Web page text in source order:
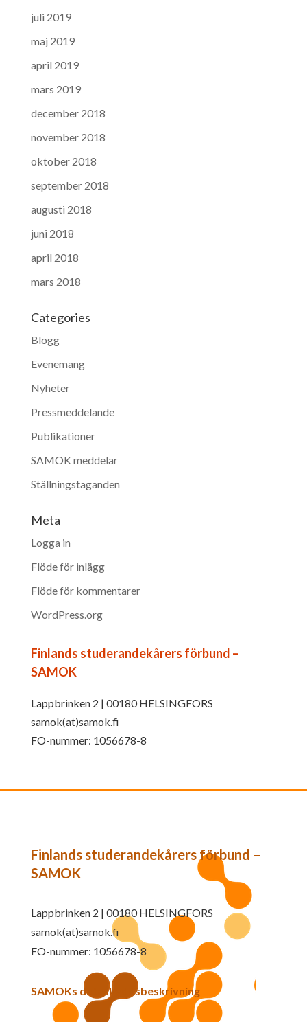
juli 2019
maj 2019
april 2019
mars 2019
december 2018
november 2018
oktober 2018
september 2018
augusti 2018
juni 2018
april 2018
mars 2018
Categories
Blogg
Evenemang
Nyheter
Pressmeddelande
Publikationer
SAMOK meddelar
Ställningstaganden
Meta
Logga in
Flöde för inlägg
Flöde för kommentarer
WordPress.org
Finlands studerandekårers förbund –
SAMOK
Lappbrinken 2 | 00180 HELSINGFORS
samok(at)samok.fi
FO-nummer: 1056678-8
Finlands studerandekårers förbund –
SAMOK
Lappbrinken 2 | 00180 HELSINGFORS
samok(at)samok.fi
FO-nummer: 1056678-8
SAMOKs dataskyddsbeskrivning